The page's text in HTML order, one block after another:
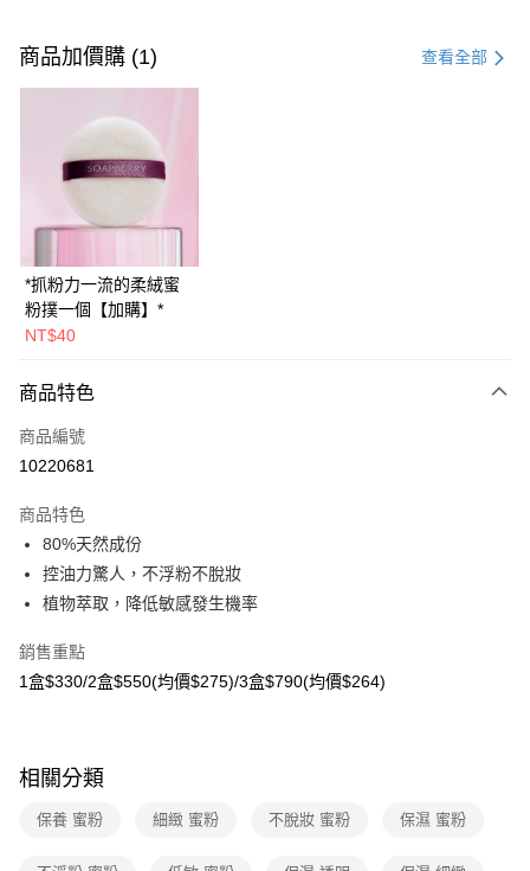
信用卡一次付款
Apple Pay
悠遊付
Google Pay
大哥付你分期
相關說明
1.本服務由台灣大哥大提供，台灣大哥大用戶可立即使用無須另外申請。
流程，驗證手機門號後，選擇欲分期的期數、繳款截止日，確認付款後即完
成交易。
消。如遇「轉專審核」未通過狀況，表示未達大哥付你分期系統評分，恕無
法說明評估內容。
【繳款方式說明】
1.分期款項不併入電信帳單，「大哥付你分期」於每月結算日後寄送繳費提
醒簡訊。
帳／街口支付／iPASS MONEY」等通路繳費。
【注意事項】
2.基於同意付款使用「大哥付你分期」之契約關係目的，商店將以您的個人
由本公司與您本人進行分期帳單所需資料之確認、核對及更正。
AFTEE先享後付
【關於「AFTEE先享後付」】
AFTEE先享後付是「在收到商品之後才付款」的支付方式。 讓您購物簡單
１．簡單：不需註冊會員、不需綁卡、不需儲值。
３．安心：先確認商品／服務後，再付款。
【「AFTEE先享後付」結帳流程】
１．於結帳方式選擇「AFTEE先享後付」後，將跳轉至「AFTEE先享後付」
２．訂單成立數日內，您將收到繳費通知簡訊。
３．收到繳費通知簡訊後14天內，點擊此簡訊中的連結，可透過四大超商／
後付繳納相關費用。
※ 交易是否成功請以「AFTEE先享後付 」之結帳頁面顯示為準，若有關於
是否繳費成功／繳費後需取消欲退款等相關疑問，請聯繫「AFTEE先享後付
客戶支援中心」
https://netprotections.freshdesk.com/support/home
ATM付款
貨到付款
運送方式
全家取貨付款
7-11取貨付款
免運費
外島宅配 - 黑貓／大榮
免運費
商品加價購 (1) 查看全部
*抓粉力一流的柔絨蜜
粉撲一個【加購】*
NT$40
商品特色
商品編號
10220681
商品特色
80%天然成份
控油力驚人，不浮粉不脫妝
植物萃取，降低敏感發生機率
銷售重點
1盒$330/2盒$550(均價$275)/3盒$790(均價$264)
相關分類
保養 蜜粉 細緻 蜜粉 不脫妝 蜜粉 保濕 蜜粉